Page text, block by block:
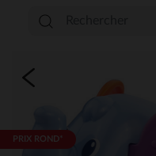
PRIX ROND*